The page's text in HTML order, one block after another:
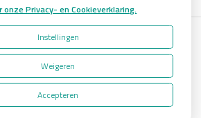
Uw Zorg Online|Beheer
Bezoek
onze
facebook
Cookie-instellingen
onze Privacy- en Cookieverklaring.
Instellingen
Weigeren
Accepteren